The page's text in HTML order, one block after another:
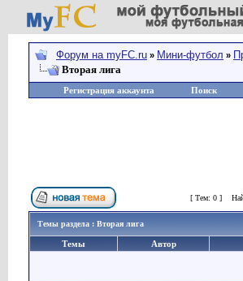
Форум на myFC.ru » Мини-футбол »
Вторая лига
Регистрация аккаунта Поиск
[ Тем: 0 ]
Темы раздела : Вторая лига
Темы Автор